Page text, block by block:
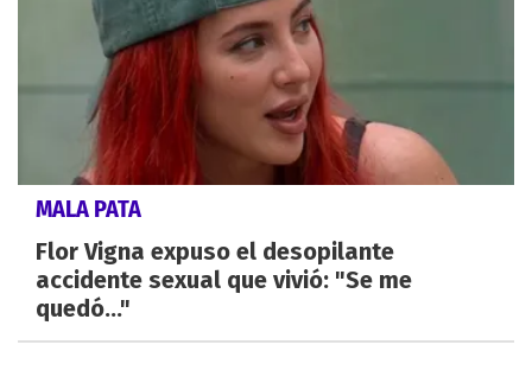
MALA PATA
Flor Vigna expuso el desopilante
accidente sexual que vivió: "Se me
quedó..."